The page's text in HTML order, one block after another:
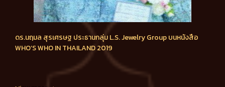
ดร.นฤมล สุรเศรษฐ ประธานกลุ่ม L.S. Jewelry Group บนหนังสือ
WHO’S WHO IN THAILAND 2019